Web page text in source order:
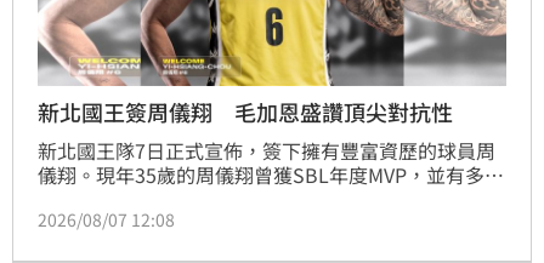
新北國王簽周儀翔 毛加恩盛讚頂尖對抗性
新北國王隊7日正式宣佈，簽下擁有豐富資歷的球員周
儀翔。現年35歲的周儀翔曾獲SBL年度MVP，並有多年
板與3.3助攻的全能表現。總經理毛加恩看重其多功能
2026/08/07 12:08